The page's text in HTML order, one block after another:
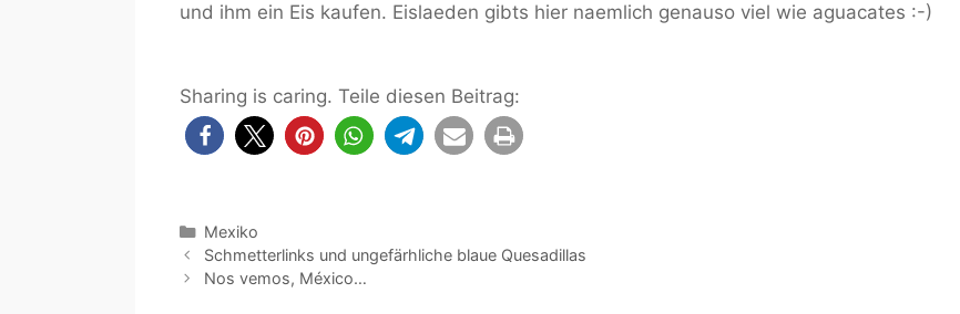
und ihm ein Eis kaufen. Eislaeden gibts hier naemlich genauso viel wie aguacates :-)
Sharing is caring. Teile diesen Beitrag:
Kategorien
Mexiko
Schmetterlinks und ungefärhliche blaue Quesadillas
Nos vemos, México…